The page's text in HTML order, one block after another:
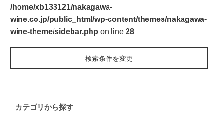
/home/xb133121/nakagawa-
wine.co.jp/public_html/wp-content/themes/nakagawa-
wine-theme/sidebar.php on line 28
検索条件を変更
カテゴリから探す